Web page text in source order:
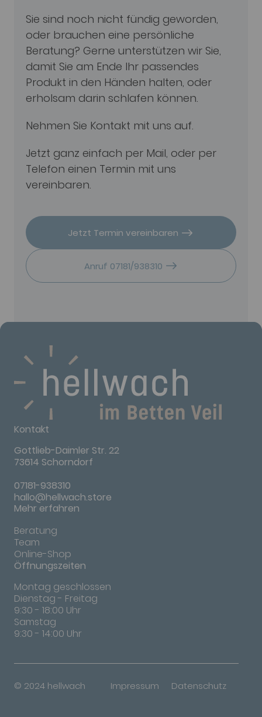
Sie sind noch nicht fündig geworden,
oder brauchen eine persönliche
Beratung? Gerne unterstützen wir Sie,
damit Sie am Ende Ihr passendes
Produkt in den Händen halten, oder
erholsam darin schlafen können.
Nehmen Sie Kontakt mit uns auf.
Jetzt ganz einfach per Mail, oder per
Telefon einen Termin mit uns
vereinbaren.
Jetzt Termin vereinbaren
Anruf 07181/938310
Kontakt
Gottlieb-Daimler Str. 22
73614 Schorndorf
07181-938310
hallo@hellwach.store
Mehr erfahren
Beratung
Team
Online-Shop
Öffnungszeiten
Montag geschlossen
Dienstag - Freitag
9:30 - 18:00 Uhr
Samstag
9:30 - 14:00 Uhr
© 2024 hellwach Impressum Datenschutz